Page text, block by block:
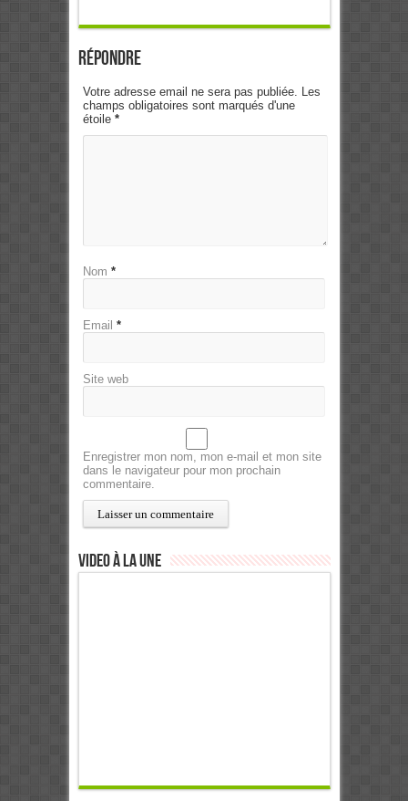
Répondre
Votre adresse email ne sera pas publiée. Les
champs obligatoires sont marqués d'une
étoile *
Nom *
Email *
Site web
Enregistrer mon nom, mon e-mail et mon site
dans le navigateur pour mon prochain
commentaire.
Video à la Une